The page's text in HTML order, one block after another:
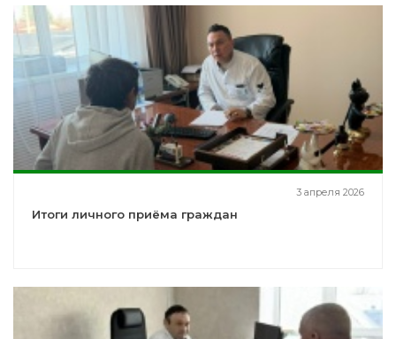
3 апреля 2026
Итоги личного приёма граждан